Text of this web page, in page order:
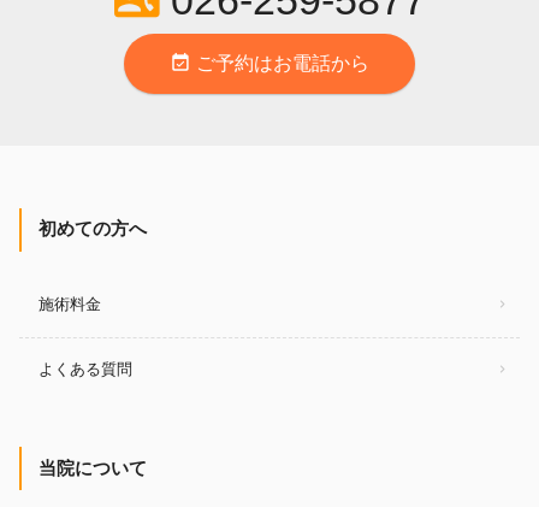
event_available ご予約はお電話から
初めての方へ
施術料金
よくある質問
当院について